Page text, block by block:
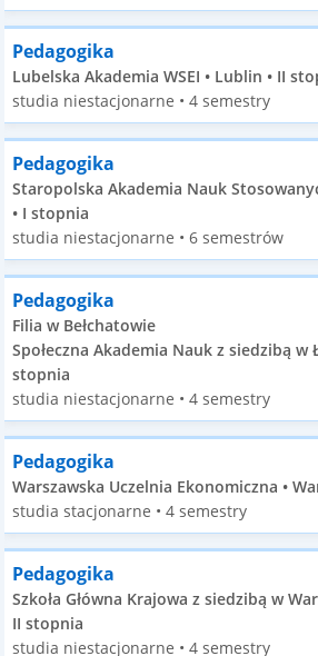
Pedagogika
Lubelska Akademia WSEI • Lublin • II
studia niestacjonarne • 4 semestry
Pedagogika
Staropolska Akademia Nauk
• I stopnia
studia niestacjonarne • 6 semestrów
Pedagogika
Filia w Bełchatowie
Społeczna Akademia Nauk z siedzibą w
stopnia
studia niestacjonarne • 4 semestry
Pedagogika
Warszawska Uczelnia Ekonomiczna •
studia stacjonarne • 4 semestry
Pedagogika
Szkoła Główna Krajowa z siedzibą w
II stopnia
studia niestacjonarne • 4 semestry